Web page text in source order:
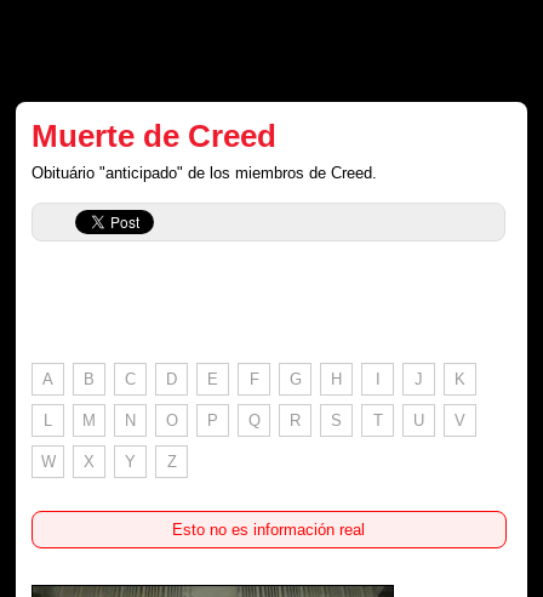
Muerte de Creed
Obituário "anticipado" de los miembros de Creed.
A B C D E F G H I J K
L M N O P Q R S T U V
W X Y Z
Esto no es información real